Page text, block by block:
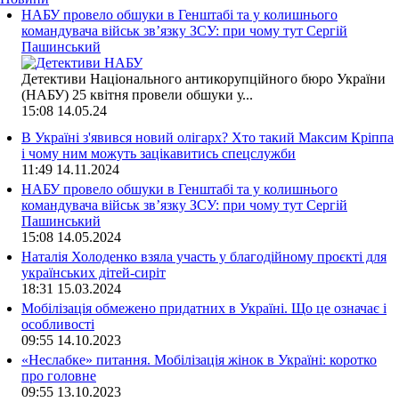
НАБУ провело обшуки в Генштабі та у колишнього
командувача військ зв’язку ЗСУ: при чому тут Сергій
Пашинський
Детективи Національного антикорупційного бюро України
(НАБУ) 25 квітня провели обшуки у...
15:08 14.05.24
В Україні з'явився новий олігарх? Хто такий Максим Кріппа
і чому ним можуть зацікавитись спецслужби
11:49 14.11.2024
НАБУ провело обшуки в Генштабі та у колишнього
командувача військ зв’язку ЗСУ: при чому тут Сергій
Пашинський
15:08 14.05.2024
Наталія Холоденко взяла участь у благодійному проєкті для
українських дітей-сиріт
18:31 15.03.2024
Мобілізація обмежено придатних в Україні. Що це означає і
особливості
09:55 14.10.2023
«Неслабке» питання. Мобілізація жінок в Україні: коротко
про головне
09:55 13.10.2023